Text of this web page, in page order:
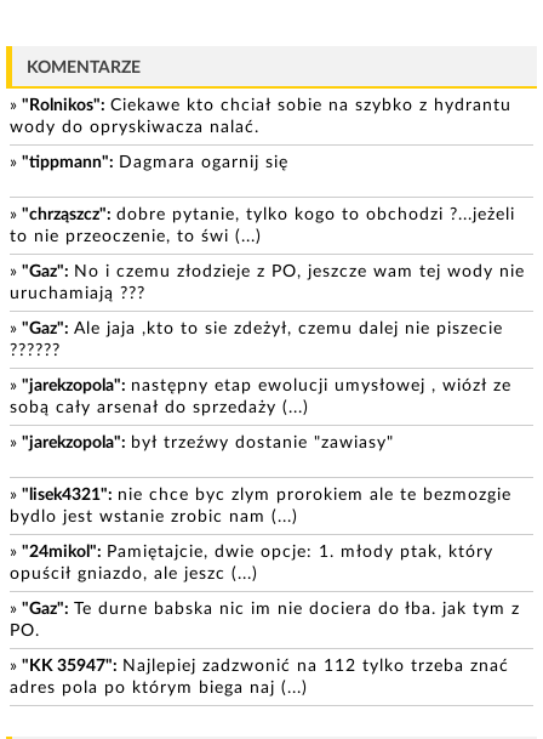
Spodnie męskie 3/4 nogawki
Odzież [139]
Google maps gdynia od 400 pln miesięcznie
Wykonam [79]
Facebook ads gdynia od 750 pln miesięcznie
Wykonam [79]
Globalne seo dla firm z polski od 1499 pln
Wykonam [79]
Wykonam [79]
Sklep internetowy polska i zagranica od 1999 pln
Wykonam [79]
Turbo boost widoczności online wycena
indywidualna
Wykonam [79]
Teksty sprzedażowe i oferty dla firm opole ? wycena
indywidualna
Publikacja ogłoszeń dla firm opole ? wycena
indywidualna
KOMENTARZE
» "Rolnikos": Ciekawe kto chciał sobie na szybko z hydrantu
wody do opryskiwacza nalać.
» "tippmann": Dagmara ogarnij się
» "chrząszcz": dobre pytanie, tylko kogo to obchodzi ?...jeżeli
to nie przeoczenie, to świ (...)
» "Gaz": No i czemu złodzieje z PO, jeszcze wam tej wody nie
uruchamiają ???
» "Gaz": Ale jaja ,kto to sie zdeżył, czemu dalej nie piszecie
??????
» "jarekzopola": następny etap ewolucji umysłowej , wiózł ze
sobą cały arsenał do sprzedaży (...)
» "jarekzopola": był trzeźwy dostanie "zawiasy"
» "lisek4321": nie chce byc zlym prorokiem ale te bezmozgie
bydlo jest wstanie zrobic nam (...)
» "24mikol": Pamiętajcie, dwie opcje: 1. młody ptak, który
opuścił gniazdo, ale jeszc (...)
» "Gaz": Te durne babska nic im nie dociera do łba. jak tym z
PO.
» "KK 35947": Najlepiej zadzwonić na 112 tylko trzeba znać
adres pola po którym biega naj (...)